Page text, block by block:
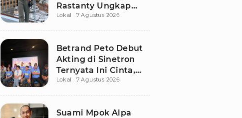
Rastanty Ungkap
Luka Masa Kecil yang
Lokal 7 Agustus 2026
Betrand Peto Debut
Akting di Sinetron
Ternyata Ini Cinta,
Ngaku Keluar dari
Lokal 7 Agustus 2026
Suami Mpok Alpa